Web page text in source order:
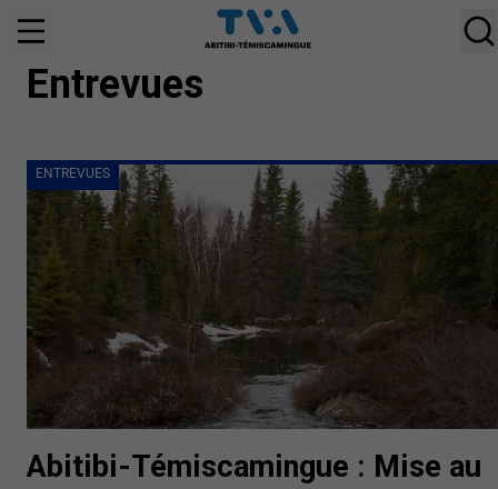
Entrevues
ENTREVUES
Abitibi-Témiscamingue : Mise au